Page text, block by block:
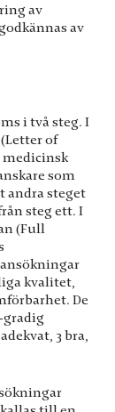
av
av
i två steg. I
of
medicinsk
som
andra steget
steg ett. I
(Full
kvalitet,
De
gradig
3 bra,